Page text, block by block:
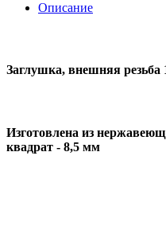
Описание
Заглушка, внешняя резьба
Изготовлена из
квадрат - 8,5 мм